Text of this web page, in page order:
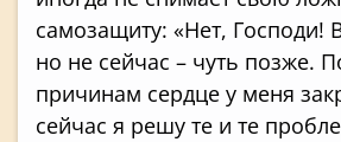
самозащиту: «Нет, Господи!
но не сейчас – чуть позже.
причинам сердце у меня
сейчас я решу те и те